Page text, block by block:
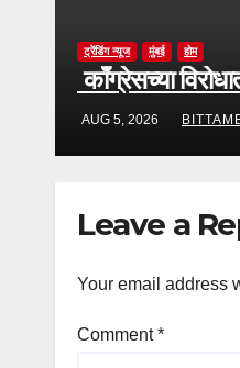
ट्रेंडिंग न्यूज मुंबई होम
काँग्रेसच्या
AUG 5, 2026
Leave a
Your email address
Comment*